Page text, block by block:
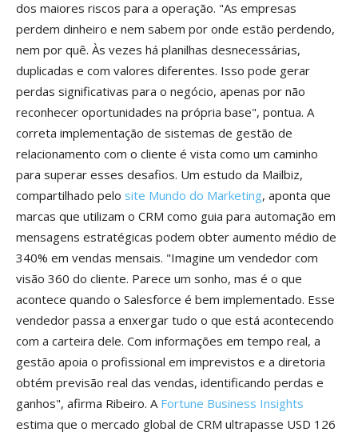
dos maiores riscos para a operação. "As empresas
perdem dinheiro e nem sabem por onde estão perdendo,
nem por quê. Às vezes há planilhas desnecessárias,
duplicadas e com valores diferentes. Isso pode gerar
perdas significativas para o negócio, apenas por não
reconhecer oportunidades na própria base", pontua. A
correta implementação de sistemas de gestão de
relacionamento com o cliente é vista como um caminho
para superar esses desafios. Um estudo da Mailbiz,
compartilhado pelo site Mundo do Marketing, aponta que
marcas que utilizam o CRM como guia para automação em
mensagens estratégicas podem obter aumento médio de
340% em vendas mensais. "Imagine um vendedor com
visão 360 do cliente. Parece um sonho, mas é o que
acontece quando o Salesforce é bem implementado. Esse
vendedor passa a enxergar tudo o que está acontecendo
com a carteira dele. Com informações em tempo real, a
gestão apoia o profissional em imprevistos e a diretoria
obtém previsão real das vendas, identificando perdas e
ganhos", afirma Ribeiro. A Fortune Business Insights
estima que o mercado global de CRM ultrapasse USD 126